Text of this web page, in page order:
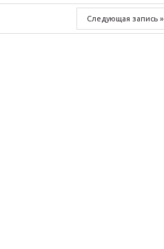
Следующая запись »